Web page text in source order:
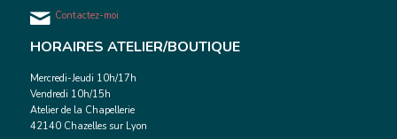
Contactez-moi
HORAIRES ATELIER/BOUTIQUE
Mercredi-Jeudi 10h/17h
Vendredi 10h/15h
Atelier de la Chapellerie
42140 Chazelles sur Lyon